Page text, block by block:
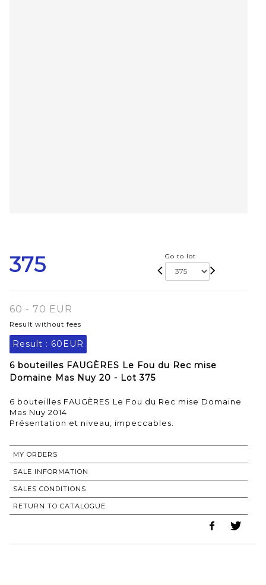
375 Go to lot
60 - 70 EUR
Result without fees
Result : 60EUR
6 bouteilles FAUGÈRES Le Fou du Rec mise
Domaine Mas Nuy 20 - Lot 375
6 bouteilles FAUGÈRES Le Fou du Rec mise Domaine
Mas Nuy 2014
MY ORDERS
SALE INFORMATION
SALES CONDITIONS
RETURN TO CATALOGUE